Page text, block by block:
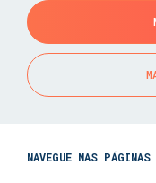
NAVEGUE NAS